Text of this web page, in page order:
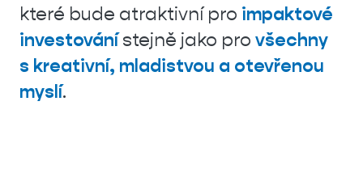
které bude atraktivní pro impaktové
investovánístejně jako pro všechny
s kreativní, mladistvou a otevřenou
myslí.